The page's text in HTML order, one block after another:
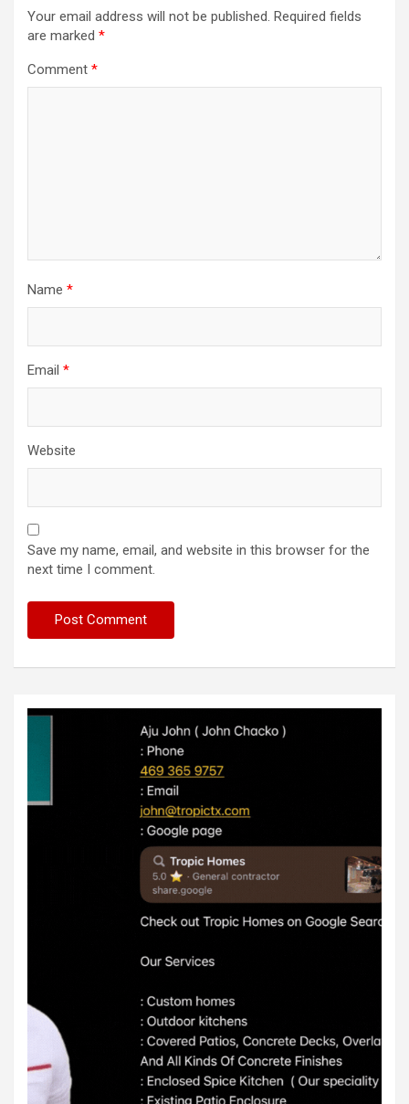
Your email address will not be published. Required fields
are marked *
Comment *
Name *
Email *
Website
Save my name, email, and website in this browser for the
next time I comment.